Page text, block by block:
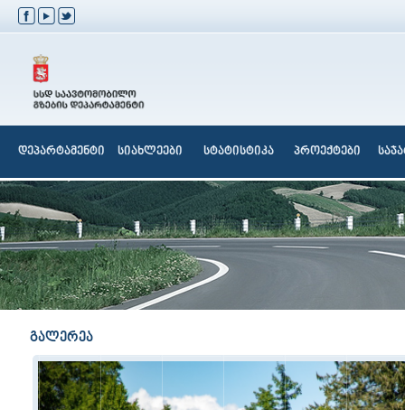
დეპარტამენტი სიახლეები სტატისტიკა პროექტები
გალერეა